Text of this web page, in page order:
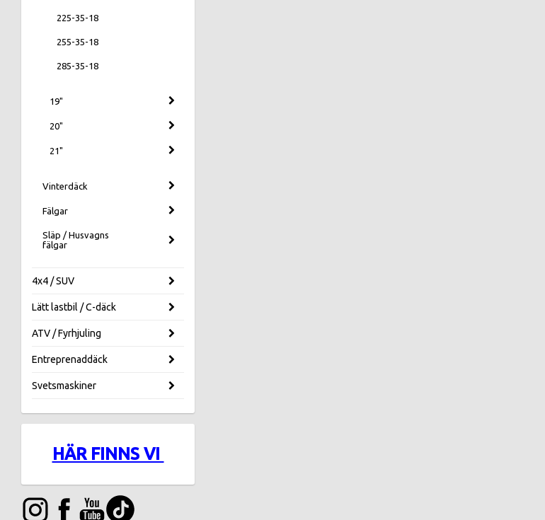
225-35-18
255-35-18
285-35-18
19"
20"
21"
Vinterdäck
Fälgar
Släp / Husvagns
fälgar
4x4 / SUV
Lätt lastbil / C-däck
ATV / Fyrhjuling
Entreprenaddäck
Svetsmaskiner
HÄR FINNS VI